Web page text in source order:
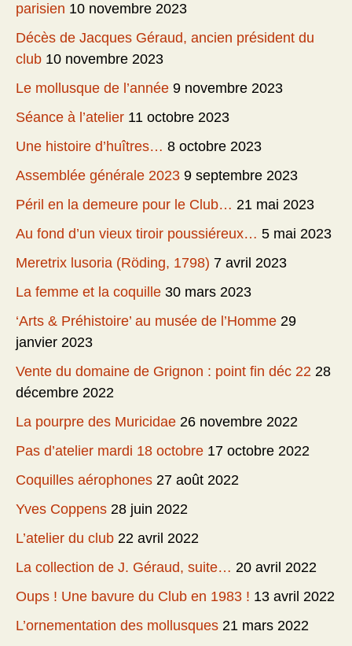
parisien 10 novembre 2023
Décès de Jacques Géraud, ancien président du
club 10 novembre 2023
Le mollusque de l’année 9 novembre 2023
Séance à l’atelier 11 octobre 2023
Une histoire d’huîtres… 8 octobre 2023
Assemblée générale 2023 9 septembre 2023
Péril en la demeure pour le Club… 21 mai 2023
Au fond d’un vieux tiroir poussiéreux… 5 mai 2023
Meretrix lusoria (Röding, 1798) 7 avril 2023
La femme et la coquille 30 mars 2023
‘Arts & Préhistoire’ au musée de l’Homme 29
janvier 2023
Vente du domaine de Grignon : point fin déc 22 28
décembre 2022
La pourpre des Muricidae 26 novembre 2022
Pas d’atelier mardi 18 octobre 17 octobre 2022
Coquilles aérophones 27 août 2022
Yves Coppens 28 juin 2022
L’atelier du club 22 avril 2022
La collection de J. Géraud, suite… 20 avril 2022
Oups ! Une bavure du Club en 1983 ! 13 avril 2022
L’ornementation des mollusques 21 mars 2022